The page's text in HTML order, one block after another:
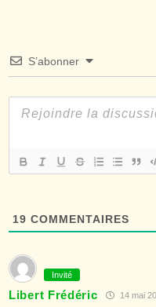
S’abonner
19 COMMENTAIRES
Invité
Libert Frédéric 14 mai